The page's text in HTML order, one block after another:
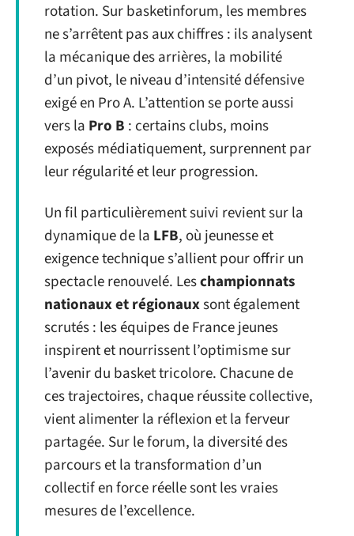
rotation. Sur basketinforum, les membres
ne s’arrêtent pas aux chiffres : ils analysent
la mécanique des arrières, la mobilité
d’un pivot, le niveau d’intensité défensive
exigé en Pro A. L’attention se porte aussi
vers la Pro B : certains clubs, moins
exposés médiatiquement, surprennent par
leur régularité et leur progression.
Un fil particulièrement suivi revient sur la
dynamique de la LFB, où jeunesse et
exigence technique s’allient pour offrir un
spectacle renouvelé. Leschampionnats
nationaux et régionauxsont également
scrutés : les équipes de France jeunes
inspirent et nourrissent l’optimisme sur
l’avenir du basket tricolore. Chacune de
ces trajectoires, chaque réussite collective,
vient alimenter la réflexion et la ferveur
partagée. Sur le forum, la diversité des
parcours et la transformation d’un
collectif en force réelle sont les vraies
mesures de l’excellence.